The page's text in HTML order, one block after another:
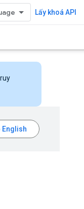
Lấy khoá API